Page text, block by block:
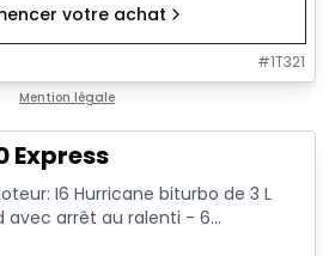
votre achat
#1T321
Mention légale
Express
I6 Hurricane biturbo de 3 L
arrêt au ralenti - 6...